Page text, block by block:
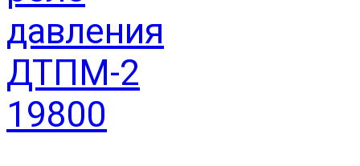
давления
ДТПМ-2
19800